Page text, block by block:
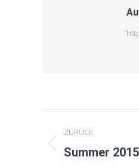
ZURÜCK
Vorheriger
Summer